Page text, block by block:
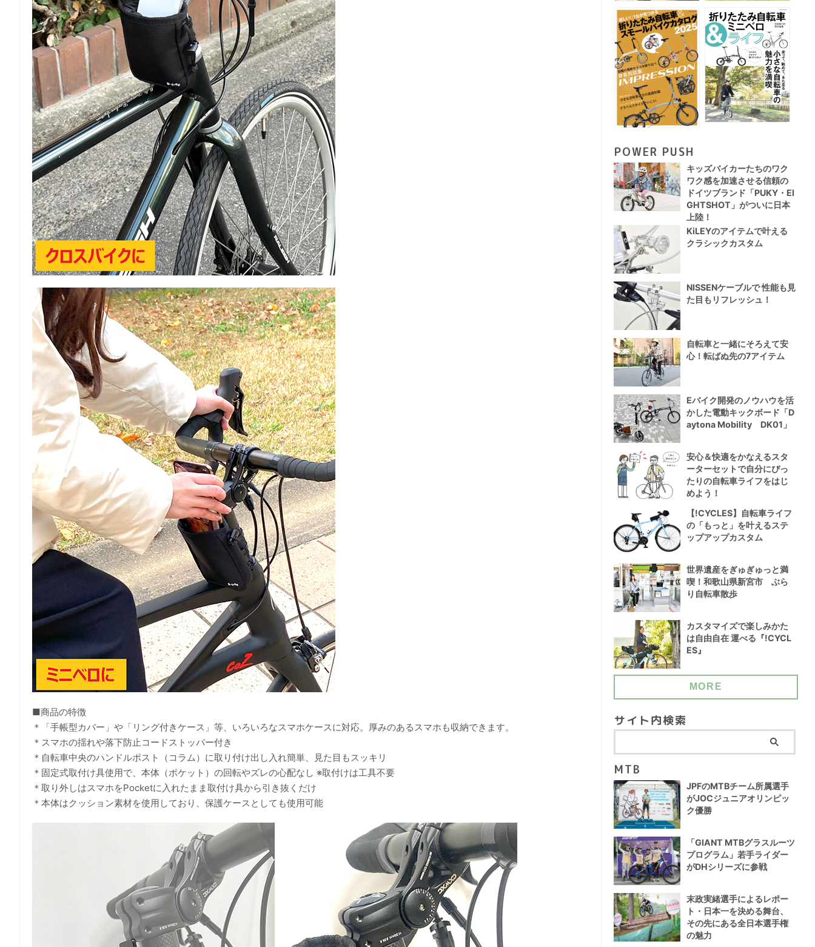
■商品の特徴
＊「手帳型カバー」や「リング付きケース」等、いろいろなスマホケースに対応。厚みのあるスマホも収納できます。
＊スマホの揺れや落下防止コードストッパー付き
＊自転車中央のハンドルポスト（コラム）に取り付け出し入れ簡単、見た目もスッキリ
＊固定式取付け具使用で、本体（ポケット）の回転やズレの心配なし ※取付けは工具不要
＊取り外しはスマホをPocketに入れたまま取付け具から引き抜くだけ
＊本体はクッション素材を使用しており、保護ケースとしても使用可能
POWER PUSH
キッズバイカーたちのワク
ワク感を加速させる信頼の
ドイツブランド「PUKY・EI
GHTSHOT」がついに日本
上陸！
KiLEYのアイテムで叶える
クラシックカスタム
NISSENケーブルで 性能も見
た目もリフレッシュ！
自転車と一緒にそろえて安
心！転ばぬ先の7アイテム
Eバイク開発のノウハウを活
かした電動キックボード「D
aytona Mobility DK01」
安心＆快適をかなえるスタ
ーターセットで自分にぴっ
たりの自転車ライフをはじ
めよう！
【!CYCLES】自転車ライフ
の「もっと」を叶えるステ
ップアップカスタム
世界遺産をぎゅぎゅっと満
喫！和歌山県新宮市 ぶら
り自転車散歩
カスタマイズで楽しみかた
は自由自在 運べる『!CYCL
ES』
MORE
サイト内検索
MTB
JPFのMTBチーム所属選手
がJOCジュニアオリンピッ
ク優勝
「GIANT MTBグラスルーツ
プログラム」若手ライダー
がDHシリーズに参戦
末政実緒選手によるレポー
ト・日本一を決める舞台、
その先にある全日本選手権
の魅力